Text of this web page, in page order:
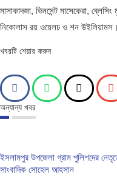
মাসাকাদজা, ভিনসেন্ট মাসেকেরা, ব্লেসিং
নিকোলাস রয় ওয়েলচ ও শন উইলিয়ামস।
খবরটি শেয়ার করুন
অন্যান্য খবর
ইসলামপুর উপজেলা গ্রাম পুলিশদের
সাংবাদিক সোহেল আহসান